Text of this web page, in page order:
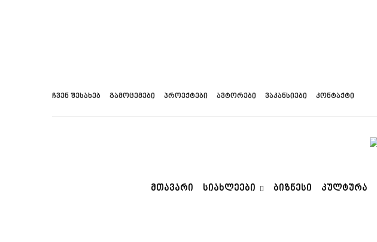
ჩვენ შესახებ გამოცემები პროექტები ავტორები ვაკანსიები კონტაქტი
ᲛᲗᲐᲕᲐᲠᲘ ᲡᲘᲐᲮᲚᲔᲔᲑᲘ ᲑᲘᲖᲜᲔᲡᲘ ᲙᲣᲚᲢᲣᲠᲐ